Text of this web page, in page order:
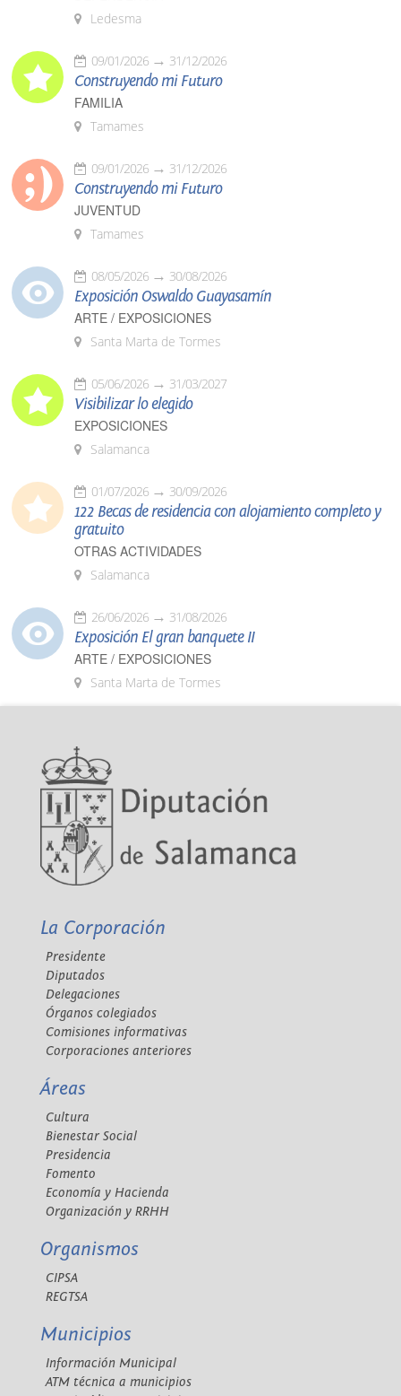
Ledesma
09/01/2026 31/12/2026
Construyendo mi Futuro
FAMILIA
Tamames
09/01/2026 31/12/2026
Construyendo mi Futuro
JUVENTUD
Tamames
08/05/2026 30/08/2026
Exposición Oswaldo Guayasamín
ARTE / EXPOSICIONES
Santa Marta de Tormes
05/06/2026 31/03/2027
Visibilizar lo elegido
EXPOSICIONES
Salamanca
01/07/2026 30/09/2026
122 Becas de residencia con alojamiento completo y
gratuito
OTRAS ACTIVIDADES
Salamanca
26/06/2026 31/08/2026
Exposición El gran banquete II
ARTE / EXPOSICIONES
Santa Marta de Tormes
La Corporación
Presidente
Diputados
Delegaciones
Órganos colegiados
Comisiones informativas
Corporaciones anteriores
Áreas
Cultura
Bienestar Social
Presidencia
Fomento
Economía y Hacienda
Organización y RRHH
Organismos
CIPSA
REGTSA
Municipios
Información Municipal
ATM técnica a municipios